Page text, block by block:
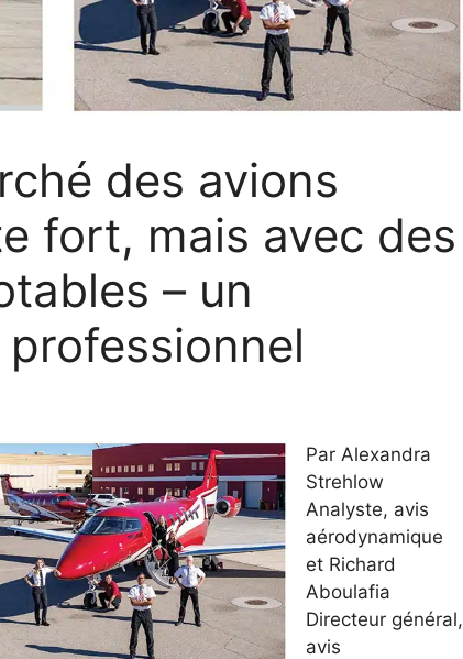
des avions
fort, mais avec des
– un
Par Alexandra
Strehlow
Analyste, avis
aérodynamique
et Richard
Aboulafia
Directeur général,
avis